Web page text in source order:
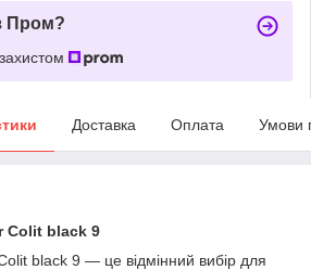
Пром?
Доставка Оплата Умови
Colit black 9
black 9 — це відмінний вибір для